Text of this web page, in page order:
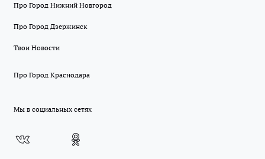
Про Город Нижний Новгород
Про Город Дзержинск
Твои Новости
Про Город Краснодара
Мы в социальных сетях